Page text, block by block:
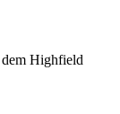
Highfield